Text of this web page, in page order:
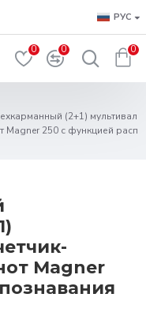
РУС
0 0 0
(2+1) мультивал
Magner 250 с функцией расп
Magner